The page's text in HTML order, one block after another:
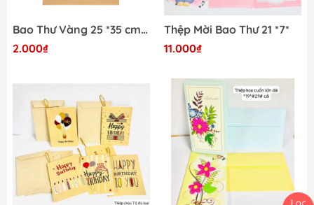
Bao Thư Vàng 25 *35 cm A4 F100 - xấp 100 cái
2.000₫
Thệp Mời Bao Thư 21 *7*
11.000₫